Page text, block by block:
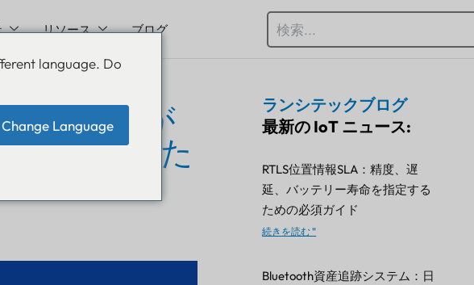
リソース ブログ
コア仕様が
ブルにもた
ランシテックブログ
最新の IoT ニュース:
RTLS位置情報SLA：精度、遅
延、バッテリー寿命を指定する
ための必須ガイド
続きを読む "
Bluetooth資産追跡システム：日
language. Do
Change Language